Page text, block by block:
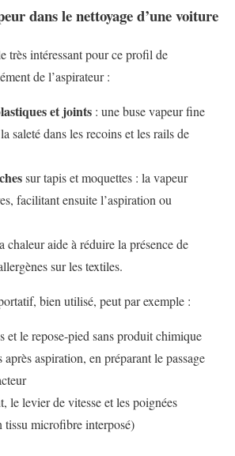
dans le nettoyage d’une voiture
très intéressant pour ce profil de
de l’aspirateur :
et joints : une buse vapeur fine
saleté dans les recoins et les rails de
sur tapis et moquettes : la vapeur
facilitant ensuite l’aspiration ou
chaleur aide à réduire la présence de
sur les textiles.
bien utilisé, peut par exemple :
et le repose-pied sans produit chimique
aspiration, en préparant le passage
le levier de vitesse et les poignées
tissu microfibre interposé)